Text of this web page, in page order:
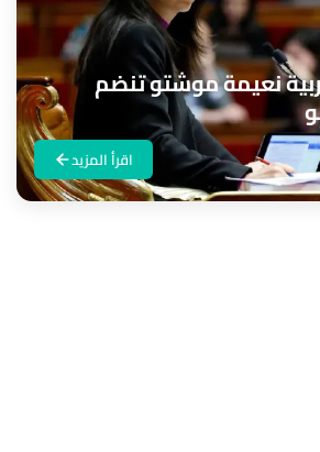
نعيمة موشتو تنضم
اقرأ المزيد